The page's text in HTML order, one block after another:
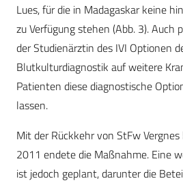
Lues, für die in Madagaskar keine
zu Verfügung stehen (Abb. 3). Auch
der Studienärztin des IVI Optionen
Blutkulturdiagnostik auf weitere
Patienten diese diagnostische
lassen.
Mit der Rückkehr von StFw
2011 endete die Maßnahme. Eine
ist jedoch geplant, darunter die